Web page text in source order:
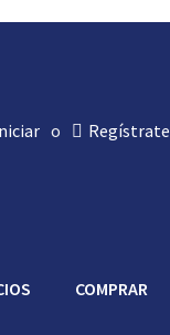
o
Regístrate
COMPRAR